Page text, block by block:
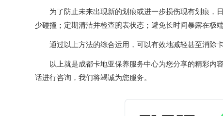
为了防止未来出现新的划痕或进一步损伤现有划痕，
少碰撞；定期清洁并检查腕表状态；避免长时间暴露在极
通过以上方法的综合运用，可以有效地减轻甚至消除卡
以上就是成都卡地亚保养服务中心为您分享的精彩内
话进行咨询，我们将竭诚为您服务。